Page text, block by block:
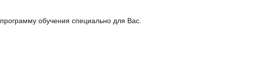
обучения специально для Вас.